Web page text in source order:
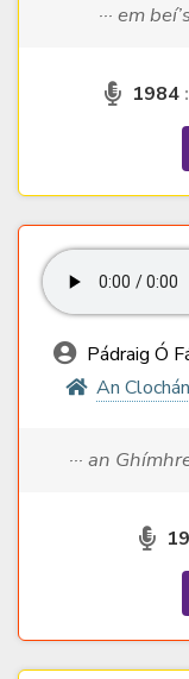
··· em
1984 :
Pádraig Ó
An Clochán
··· an